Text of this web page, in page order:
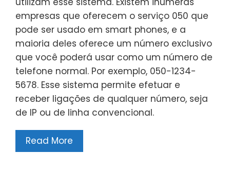
empresas que oferecem o serviço 050 que
pode ser usado em smart phones, e a
maioria deles oferece um número exclusivo
que você poderá usar como um número de
telefone normal. Por exemplo, 050-1234-
5678. Esse sistema permite efetuar e
receber ligações de qualquer número, seja
de IP ou de linha convencional.
Read More